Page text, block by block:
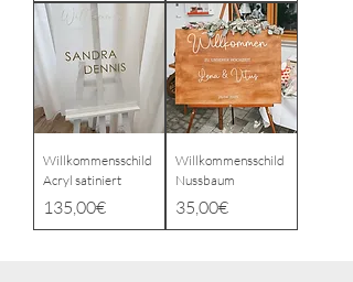
Willkommensschild
Acryl satiniert
Price
135,00€
Willkommensschild
Nussbaum
Price
35,00€